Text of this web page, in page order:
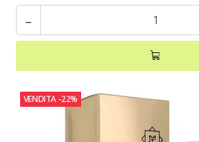
-
VENDITA -22%